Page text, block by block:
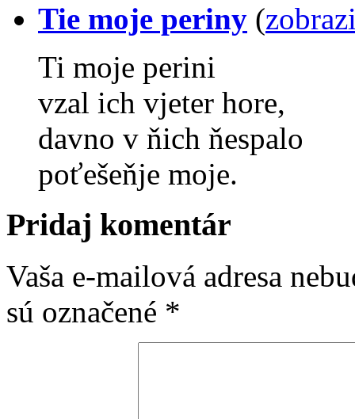
Tie moje periny (
Ti moje perini
vzal ich vjeter hore,
davno v ňich ňespalo
poťešeňje moje.
Pridaj komentár
Vaša e-mailová adresa
sú označené *